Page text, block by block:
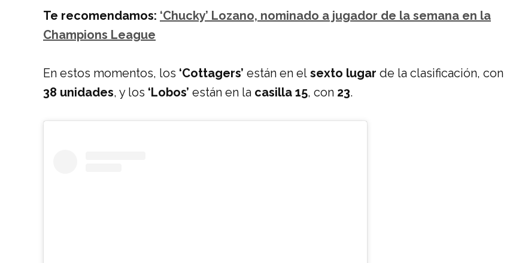
Te recomendamos: ‘Chucky’ Lozano, nominado a jugador de la semana en la
Champions League
En estos momentos, los ‘Cottagers’ están en el sexto lugar de la clasificación, con
38 unidades, y los ‘Lobos’ están en la casilla 15, con 23.